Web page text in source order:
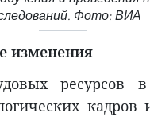
Фото: ВИА
изменения
ресурсов
кадров